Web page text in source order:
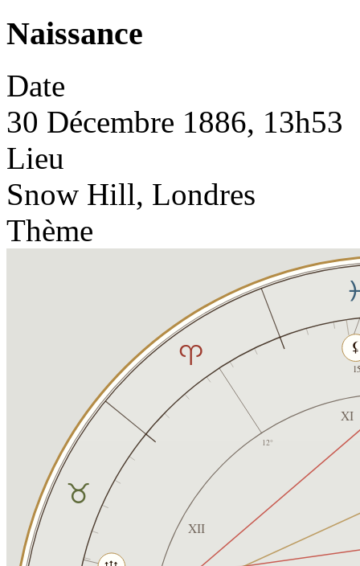
Naissance
Date
30 Décembre 1886, 13h53
Lieu
Snow Hill, Londres
Thème